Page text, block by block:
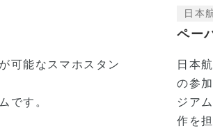
可能なスマホスタン
です。
日本
ペー
日本
の参
ジア
作を